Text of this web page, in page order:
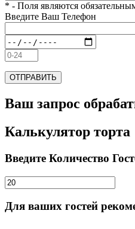
* - Поля являются
Введите Ваш Телефон
Ваш запрос
Калькулятор торта
Введите Количество
Для ваших гостей